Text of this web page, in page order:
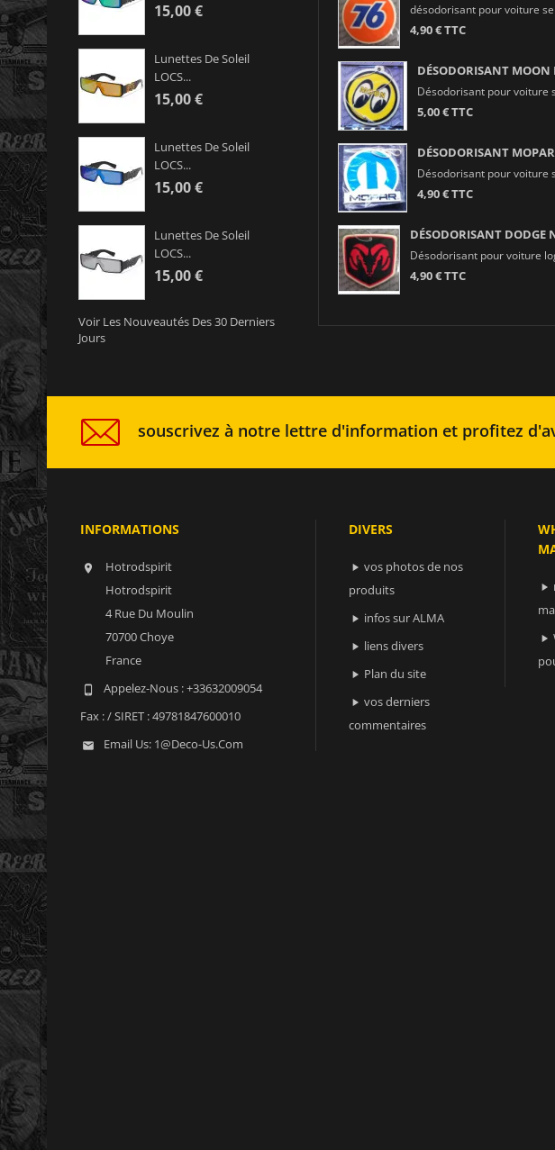
15,00 €
Lunettes De Soleil
LOCS...
15,00 €
Lunettes De Soleil
LOCS...
15,00 €
Lunettes De Soleil
LOCS...
15,00 €
Voir Les Nouveautés Des 30 Derniers
Jours
désodorisant pour voiture
4,90 € TTC
DÉSODORISANT MOON
Désodorisant pour voiture
5,00 € TTC
DÉSODORISANT
Désodorisant pour voiture
4,90 € TTC
DÉSODORISANT DODGE
Désodorisant pour voiture
4,90 € TTC
souscrivez à notre lettre d'information et profitez
INFORMATIONS

Hotrodspirit
Hotrodspirit
4 Rue Du Moulin
70700 Choye
France
 Appelez-Nous :+33632009054
Fax :/ SIRET : 49781847600010
 Email Us: 1@deco-Us.com
DIVERS
 vos photos de nos
produits
 infos sur ALMA
 liens divers
 Plan du site
 vos derniers
commentaires

